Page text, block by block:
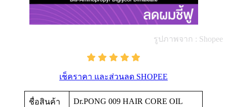
รูปภาพจาก : Shopee
เช็คราคา และส่วนลด SHOPEE
ชื่อสินค้า Dr.PONG 009 HAIR CORE OIL